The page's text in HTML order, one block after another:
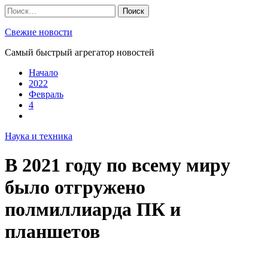
Skip
to
content
Найти:
Свежие новости
Самый быстрый агрегатор новостей
Начало
2022
Февраль
4
Наука и техника
В 2021 году по всему миру
было отгружено
полмиллиарда ПК и
планшетов